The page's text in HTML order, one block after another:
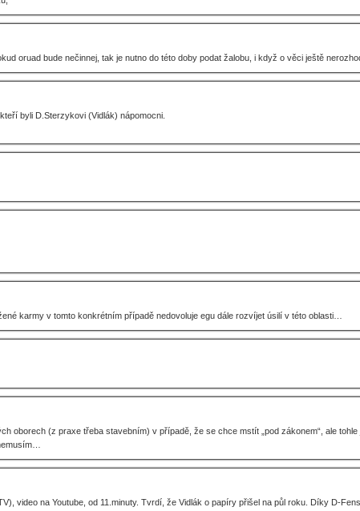
oruad bude nečinnej, tak je nutno do této doby podat žalobu, i když o věci ještě
byli D.Sterzykovi (Vidlák) nápomocni.
karmy v tomto konkrétním případě nedovoluje egu dále rozvíjet úsilí v této oblasti…
oborech (z praxe třeba stavebním) v případě, že se chce mstít „pod zákonem“, ale
video na Youtube, od 11.minuty. Tvrdí, že Vidlák o papíry přišel na půl roku. Díky D-